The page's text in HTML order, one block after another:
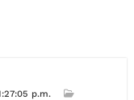
p.m.